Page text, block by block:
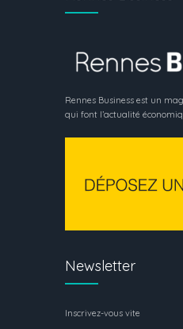
Rennes Business est un
qui font l’actualité
Newsletter
Inscrivez-vous vite